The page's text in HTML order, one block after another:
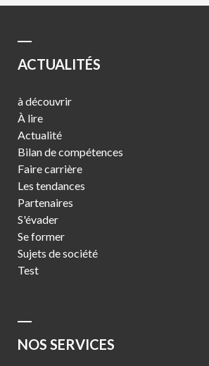
ACTUALITÉS
à découvrir
À lire
Actualité
Bilan de compétences
Faire carrière
Les tendances
Partenaires
S'évader
Se former
Sujets de société
Test
NOS SERVICES